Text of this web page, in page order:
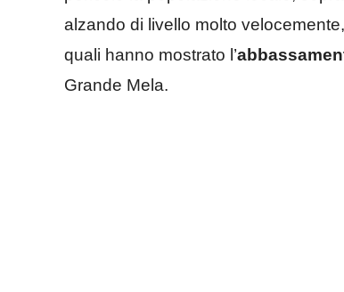
alzando di livello molto
quali hanno mostrato l’
Grande Mela.